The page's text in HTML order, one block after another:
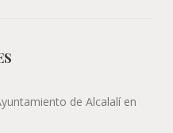
de Alcalalí en